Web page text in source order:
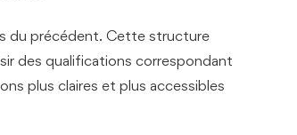
du précédent. Cette structure
des qualifications correspondant
plus claires et plus accessibles